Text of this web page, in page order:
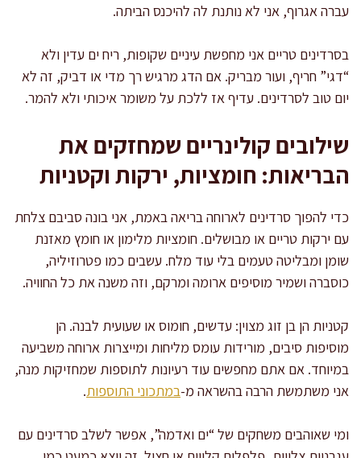
עברה אגרוף, אני לא נותנת לה להיכנס הביתה.
בסרדינים טריים אני מחפשת עיניים שקופות, ריח ים עדין ולא
“דגי” חריף, ועור מבריק. אם הדג מרגיש רך מדי או דביק, זה לא
יום טוב לסרדינים. עדיף אז ללכת על משומר איכותי ולא להמר.
שילובים קולינריים שמחזקים את
הבריאות: חומציות, ירקות וקטניות
כדי להפוך סרדינים לארוחה בריאה באמת, אני בונה סביבם צלחת
עם ירקות טריים או מבושלים. חומציות מלימון או חומץ מאזנת
שומן ומבליטה טעמים בלי עוד מלח. עשבים כמו פטרוזיליה,
כוסברה ושמיר מוסיפים ארומה ומרקם, וזה משנה את כל החוויה.
קטניות הן בן זוג מצוין: עדשים, חומוס או שעועית לבנה. הן
מוסיפות סיבים, מורידות עומס מליחות ומייצרות ארוחה משביעה
במיוחד. אם אתם מחפשים עוד רעיונות לתוספות שמחזיקות מנה,
אני משתמשת הרבה בהשראה מ-במתכוני התוספות.
ומי שאוהבים משחקים של “ים ואדמה”, אפשר לשלב סרדינים עם